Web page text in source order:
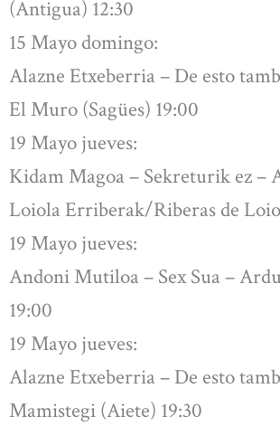
(Antigua) 12:30
15 Mayo domingo:
Alazne Etxeberria – De esto
El Muro (Sagües) 19:00
19 Mayo jueves:
Kidam Magoa – Sekreturik ez –
Loiola Erriberak/Riberas de
19 Mayo jueves:
Andoni Mutiloa – Sex Sua –
19:00
19 Mayo jueves:
Alazne Etxeberria – De esto
Mamistegi (Aiete) 19:30